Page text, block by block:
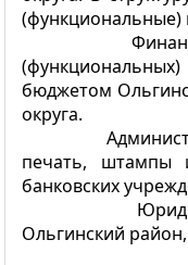
(функциональные)
бюджетом
округа.
печать, штампы
банковских
Юридический
Ольгинский